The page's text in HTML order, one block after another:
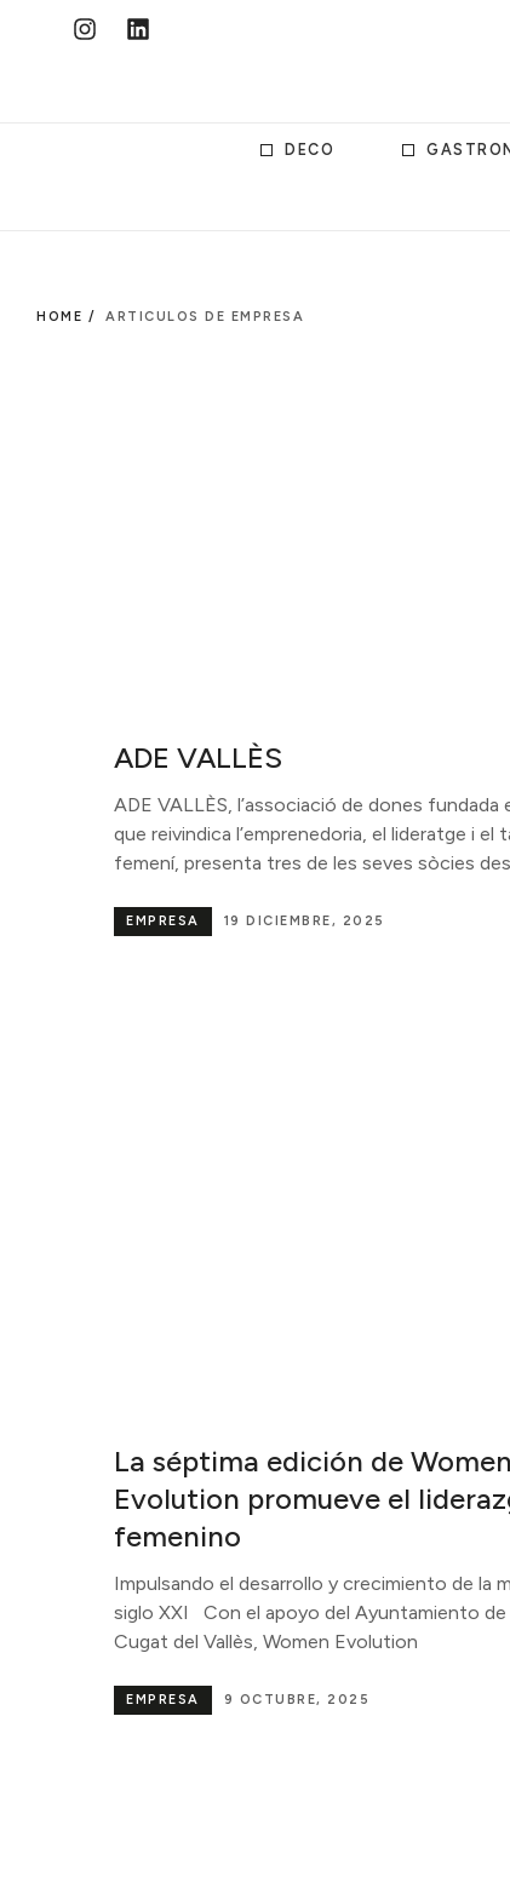
DECO
HOME / ARTICULOS DE EMPRESA
ADE VALLÈS
ADE VALLÈS, l’associació de dones fundada
que reivindica l’emprenedoria, el lideratge i el
femení, presenta tres de les seves sòcies
19 DICIEMBRE, 2025
EMPRESA
La séptima edición de Women
Evolution promueve el
femenino
Impulsando el desarrollo y crecimiento de la
siglo XXI Con el apoyo del Ayuntamiento de
Cugat del Vallès, Women Evolution
9 OCTUBRE, 2025
EMPRESA